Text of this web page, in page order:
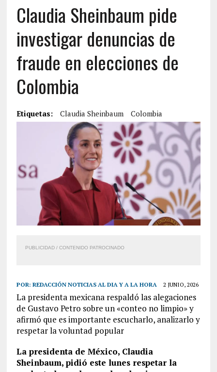
Claudia Sheinbaum pide
investigar denuncias de
fraude en elecciones de
Colombia
Etiquetas: Claudia Sheinbaum Colombia
PUBLICIDAD / CONTENIDO PATROCINADO
POR: REDACCIÓN NOTICIAS AL DIA Y A LA HORA 2 JUNIO, 2026
La presidenta mexicana respaldó las alegaciones
de Gustavo Petro sobre un «conteo no limpio» y
afirmó que es importante escucharlo, analizarlo y
respetar la voluntad popular
La presidenta de México, Claudia
Sheinbaum, pidió este lunes respetar la